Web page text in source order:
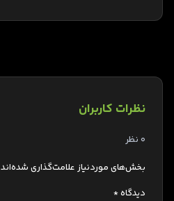
نظرات کاربران
0 نظر
بخش‌های موردنیاز علامت‌گذاری شده‌اند
دیدگاه*